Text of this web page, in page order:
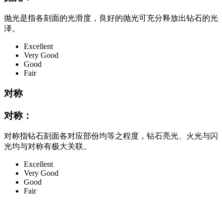
抛光是指各刻面的光滑度，良好的抛光可充分释放出钻石的光
泽。
Excellent
Very Good
Good
Fair
对称
对称：
对称指钻石刻面各对应部份均等之程度，钻石亮光、火光与闪
光均与对称有极大关联。
Excellent
Very Good
Good
Fair